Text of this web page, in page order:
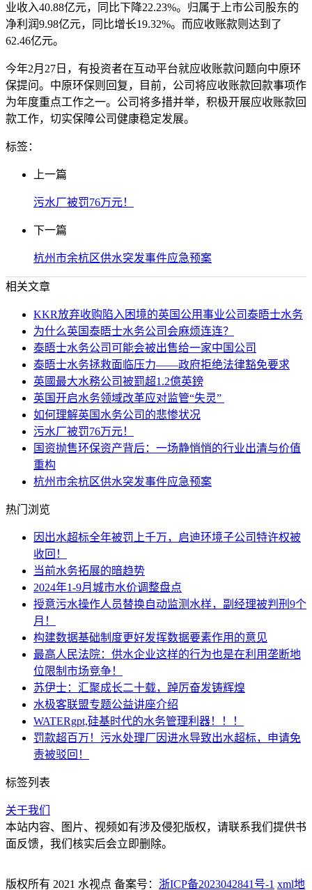
业收入40.88亿元，同比下降22.23%。归属于上市公司股东的
净利润9.98亿元，同比增长19.32%。而应收账款则达到了
62.46亿元。
今年2月27日，有投资者在互动平台就应收账款问题向中原环
保提问。中原环保则回复，目前，公司将应收账款回款事项作
为年度重点工作之一。公司将多措并举，积极开展应收账款回
款工作，切实保障公司健康稳定发展。
标签：
上一篇
污水厂被罚76万元！
下一篇
杭州市余杭区供水突发事件应急预案
相关文章
KKR放弃收购陷入困境的英国公用事业公司泰晤士水务
为什么英国泰晤士水务公司会麻烦连连？
泰晤士水务公司可能会被出售给一家中国公司
泰晤士水务拯救面临压力——政府拒绝法律豁免要求
英國最大水務公司被罰超1.2億英鎊
英国开启水务领域改革应对监管“失灵”
如何理解英国水务公司的悲惨状况
污水厂被罚76万元！
国资抛售环保资产背后：一场静悄悄的行业出清与价值
重构
杭州市余杭区供水突发事件应急预案
热门浏览
因出水超标全年被罚上千万，启迪环境子公司特许权被
收回！
当前水务拓展的暗趋势
2024年1-9月城市水价调整盘点
授意污水操作人员替换自动监测水样，副经理被判刑9个
月！
构建数据基础制度更好发挥数据要素作用的意见
最高人民法院：供水企业这样的行为也是在利用垄断地
位限制市场竞争！
苏伊士：汇聚成长二十载，踔厉奋发铸辉煌
水极客联盟专题公益讲座介绍
WATERgpt,硅基时代的水务管理利器！！！
罚款超百万！污水处理厂因进水导致出水超标，申请免
责被驳回！
标签列表
关于我们
本站内容、图片、视频如有涉及侵犯版权，请联系我们提供书
面反馈，我们核实后会立即删除。
版权所有 2021 水视点 备案号： 浙ICP备2023042841号-1 xml地